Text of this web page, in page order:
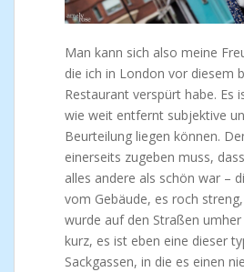
Man kann sich also meine
die ich in London vor diesem
Restaurant verspürt habe. Es
wie weit entfernt subjektive
Beurteilung liegen können.
einerseits zugeben muss,
alles andere als schön war –
vom Gebäude, es roch
wurde auf den Straßen
kurz, es ist eben eine dieser
Sackgassen, in die es einen